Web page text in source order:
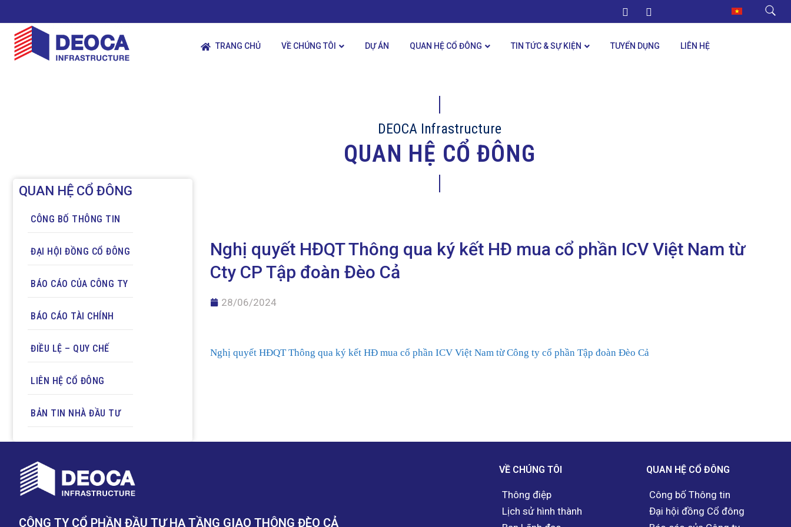
TRANG CHỦ VỀ CHÚNG TÔI DỰ ÁN QUAN HỆ CỔ ĐÔNG TIN TỨC & SỰ KIỆN TUYỂN DỤNG LIÊN HỆ
DEOCA Infrastructure
QUAN HỆ CỔ ĐÔNG
QUAN HỆ CỔ ĐÔNG
CÔNG BỐ THÔNG TIN
ĐẠI HỘI ĐỒNG CỔ ĐÔNG
BÁO CÁO CỦA CÔNG TY
BÁO CÁO TÀI CHÍNH
ĐIỀU LỆ – QUY CHẾ
LIÊN HỆ CỔ ĐÔNG
BẢN TIN NHÀ ĐẦU TƯ
Nghị quyết HĐQT Thông qua ký kết HĐ mua cổ phần ICV Việt Nam từ
Cty CP Tập đoàn Đèo Cả
28/06/2024
Nghị quyết HĐQT Thông qua ký kết HĐ mua cổ phần ICV Việt Nam từ Công ty cổ phần Tập đoàn Đèo Cả
CÔNG TY CỔ PHẦN ĐẦU TƯ HẠ TẦNG GIAO THÔNG ĐÈO CẢ
VỀ CHÚNG TÔI
Thông điệp
Lịch sử hình thành
QUAN HỆ CỔ ĐÔNG
Công bố Thông tin
Đại hội đồng Cổ đông